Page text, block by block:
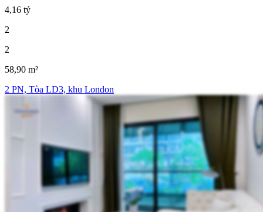
4,16 tỷ
2
2
58,90 m²
2 PN, Tòa LD3, khu London